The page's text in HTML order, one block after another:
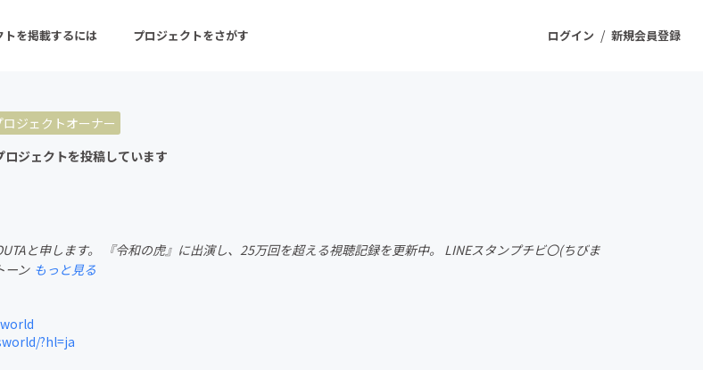
ログイン / 新規会員登録
トを掲載するには プロジェクトをさがす
新着プロジェクト
ビス開発 フード・飲食店
ファッション
ロジェクトオーナー
ジェクトを投稿しています
と申します。 『令和の虎』に出演し、25万回を超える視聴記録を更新中。 LINEスタンプチビ〇(ちびま
ーン もっと見る
?hl=ja